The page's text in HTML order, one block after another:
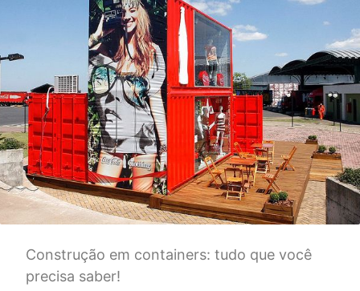
Construção em containers: tudo que você
precisa saber!